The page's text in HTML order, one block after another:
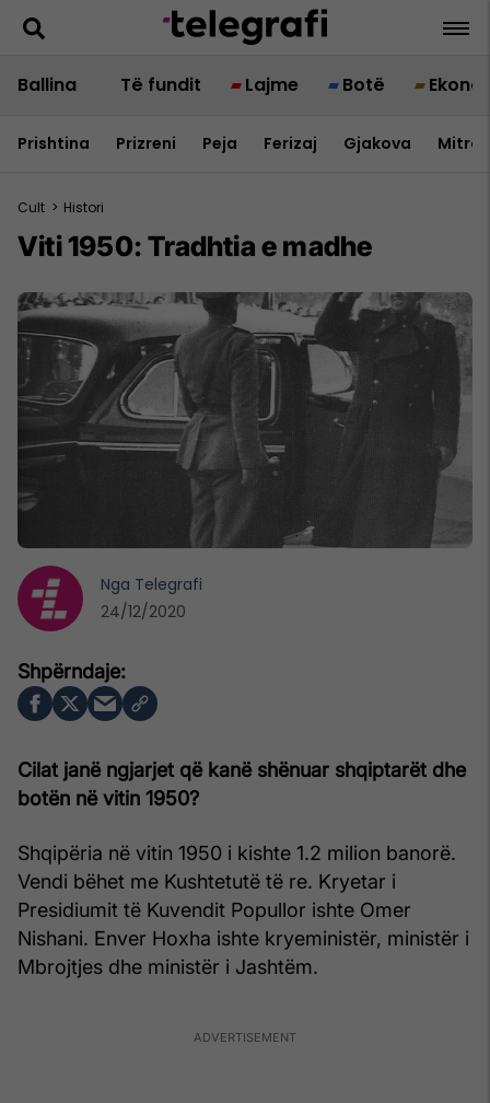
Ballina Të fundit Lajme Botë
Prishtina Prizreni Peja Ferizaj Gjakova
Cult > Histori
Viti 1950: Tradhtia e madhe
Cilat janë ngjarjet që kanë shënuar shqiptarët dhe
botën në vitin 1950?
Shqipëria në vitin 1950 i kishte 1.2 milion banorë.
Vendi bëhet me Kushtetutë të re. Kryetar i
Presidiumit të Kuvendit Popullor ishte Omer
Nishani. Enver Hoxha ishte kryeministër, ministër i
Mbrojtjes dhe ministër i Jashtëm.
Nga Telegrafi
24/12/2020